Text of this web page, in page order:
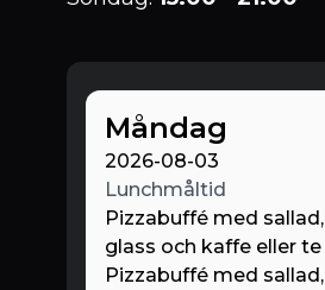
Måndag
2026-08-03
Lunchmåltid
Pizzabuffé med sallad,
glass och kaffe eller te
Pizzabuffé med sallad,